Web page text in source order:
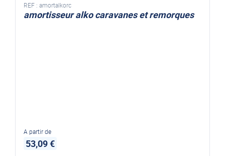
REF : amortalkorc
amortisseur alko caravanes et remorques
A partir de
53,09 €